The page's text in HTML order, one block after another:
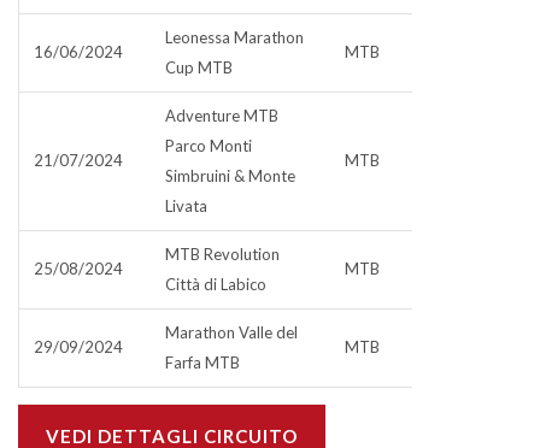
16/06/2024
Leonessa Marathon
Cup MTB
MTB
21/07/2024
Adventure MTB
Parco Monti
Simbruini & Monte
Livata
MTB
25/08/2024
MTB Revolution
Città di Labico
MTB
29/09/2024
Marathon Valle del
Farfa MTB
MTB
VEDI DETTAGLI CIRCUITO